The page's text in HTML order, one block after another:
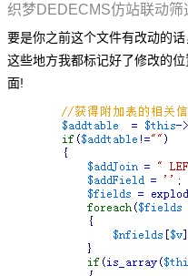
织梦DEDECMS仿站联动
要是你之前这个文件有改动的
这些地方我都标记好了修改的
面!